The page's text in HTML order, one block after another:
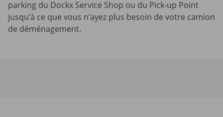
parking du Dockx Service Shop ou du Pick-up Point
jusqu’à ce que vous n’ayez plus besoin de votre camion
de déménagement.